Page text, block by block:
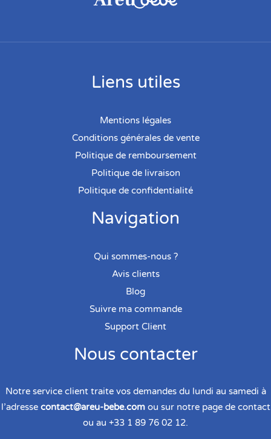
Liens utiles
Mentions légales
Conditions générales de vente
Politique de remboursement
Politique de livraison
Politique de confidentialité
Navigation
Qui sommes-nous ?
Avis clients
Blog
Suivre ma commande
Support Client
Nous contacter
Notre service client traite vos demandes du lundi au samedi à
l’adresse contact@areu-bebe.comou sur notre page de contact
ou au +33 1 89 76 02 12.